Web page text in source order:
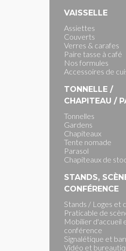
VAISSELLE
Assiettes
Couverts
Verres & carafes
Paire tasse à café
Nos formules
Accessoires de
TONNELLE /
CHAPITEAU /
Tonnelles
Gardens
Chapiteaux
Tente nomade
Parasol
Chapiteaux de
STANDS,
CONFÉRENCE
Stands / Loges et
Praticable de
Mobilier d'accueil
conférence
Signalétique et
Vidéo et